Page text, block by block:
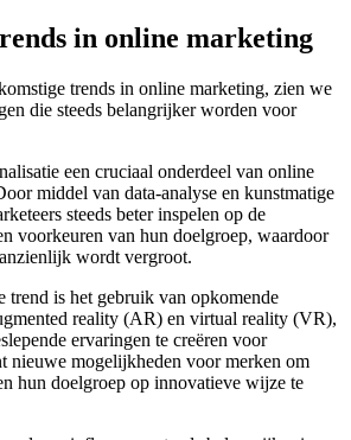
in online marketing
trends in online marketing, zien we
die steeds belangrijker worden voor
een cruciaal onderdeel van online
middel van data-analyse en kunstmatige
steeds beter inspelen op de
voorkeuren van hun doelgroep, waardoor
wordt vergroot.
trend is het gebruik van opkomende
reality (AR) en virtual reality (VR),
ervaringen te creëren voor
nieuwe mogelijkheden voor merken om
hun doelgroep op innovatieve wijze te